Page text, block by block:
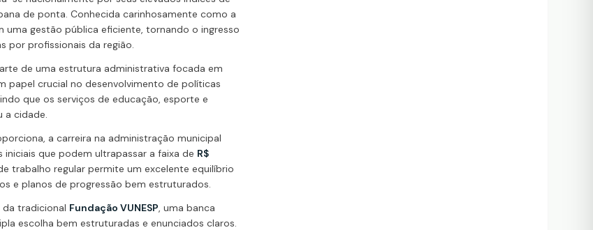
de ponta. Conhecida carinhosamente como a
gestão pública eficiente, tornando o ingresso
por profissionais da região.
de uma estrutura administrativa focada em
papel crucial no desenvolvimento de políticas
que os serviços de educação, esporte e
a cidade.
a carreira na administração municipal
que podem ultrapassar a faixa de R$
trabalho regular permite um excelente equilíbrio
e planos de progressão bem estruturados.
tradicional Fundação VUNESP, uma banca
escolha bem estruturadas e enunciados claros.